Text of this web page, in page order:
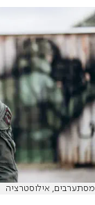
מסתערבים, אילוסטרציה